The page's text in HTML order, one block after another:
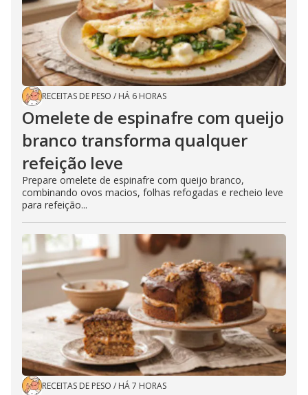
RECEITAS DE PESO / HÁ 6 HORAS
Omelete de espinafre com queijo
branco transforma qualquer
refeição leve
Prepare omelete de espinafre com queijo branco,
combinando ovos macios, folhas refogadas e recheio leve
para refeição...
RECEITAS DE PESO / HÁ 7 HORAS